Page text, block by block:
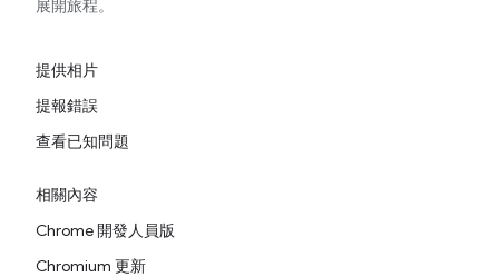
展開旅程。
提供相片
提報錯誤
查看已知問題
相關內容
Chrome 開發人員版
Chromium 更新